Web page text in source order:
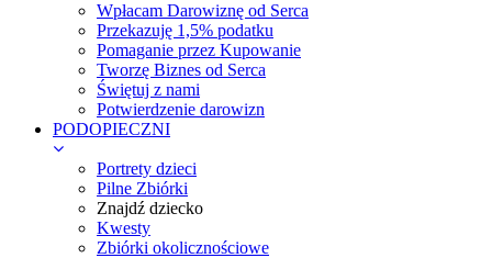
Wpłacam Darowiznę od Serca
Przekazuję 1,5% podatku
Pomaganie przez Kupowanie
Tworzę Biznes od Serca
Świętuj z nami
Potwierdzenie darowizn
PODOPIECZNI
Portrety dzieci
Pilne Zbiórki
Znajdź dziecko
Kwesty
Zbiórki okolicznościowe